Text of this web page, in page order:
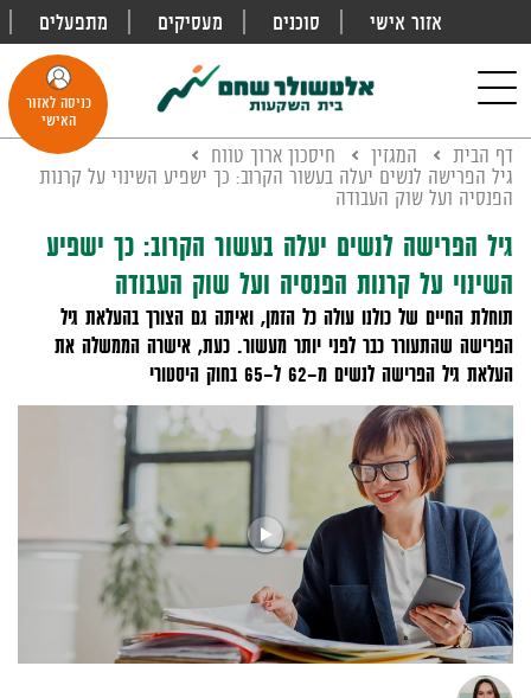
אזור אישי סוכנים מעסיקים מתפעלים
navigation
כניסה לאזור
האישי
דף הבית המגזין
חיסכון ארוך טווח
גיל הפרישה לנשים יעלה בעשור הקרוב: כך ישפיע השינוי על קרנות
הפנסיה ועל שוק העבודה
גיל הפרישה לנשים יעלה בעשור הקרוב: כך ישפיע
השינוי על קרנות הפנסיה ועל שוק העבודה
תוחלת החיים של כולנו עולה כל הזמן, ואיתה גם הצורך בהעלאת גיל
הפרישה שהתעורר כבר לפני יותר מעשור. כעת, אישרה הממשלה את
העלאת גיל הפרישה לנשים מ-62 ל-65 בחוק היסטורי